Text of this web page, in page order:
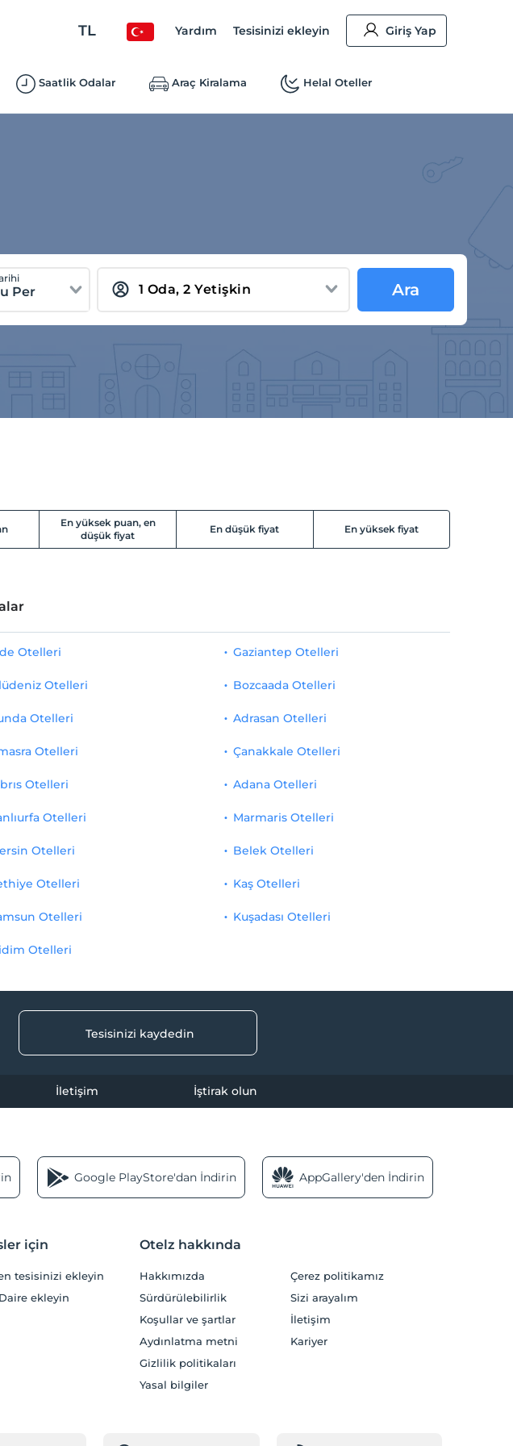
TL Yardım Tesisinizi ekleyin Giriş Yap
Saatlik Odalar Araç Kiralama Helal Oteller
Per Ara
En yüksek puan, en
düşük fiyat
En düşük fiyat En yüksek fiyat
Otelleri
Otelleri
Otelleri
Otelleri
Otelleri
Gaziantep Otelleri
Bozcaada Otelleri
Adrasan Otelleri
Çanakkale Otelleri
Adana Otelleri
Otelleri
Otelleri
Otelleri
Otelleri
Otelleri
Marmaris Otelleri
Belek Otelleri
Kaş Otelleri
Kuşadası Otelleri
Tesisinizi kaydedin
İletişim İştirak olun
Google PlayStore'dan İndirin AppGallery'den İndirin
için
tesisinizi ekleyin
ekleyin
Otelz hakkında
Hakkımızda
Sürdürülebilirlik
Koşullar ve şartlar
Aydınlatma metni
Gizlilik politikaları
Yasal bilgiler
Çerez politikamız
Sizi arayalım
İletişim
Kariyer